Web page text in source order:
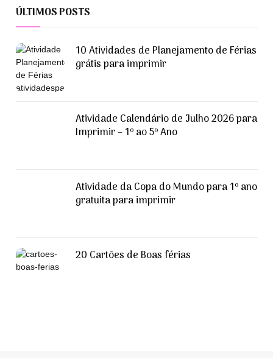
ÚLTIMOS POSTS
10 Atividades de Planejamento de Férias
grátis para imprimir
Atividade Calendário de Julho 2026 para
Imprimir – 1º ao 5º Ano
Atividade da Copa do Mundo para 1º ano
gratuita para imprimir
20 Cartões de Boas férias